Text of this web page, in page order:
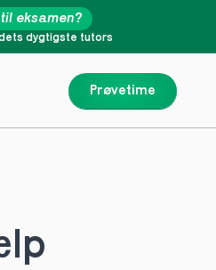
Prøvetime
dygtigste tutors
eksamen?